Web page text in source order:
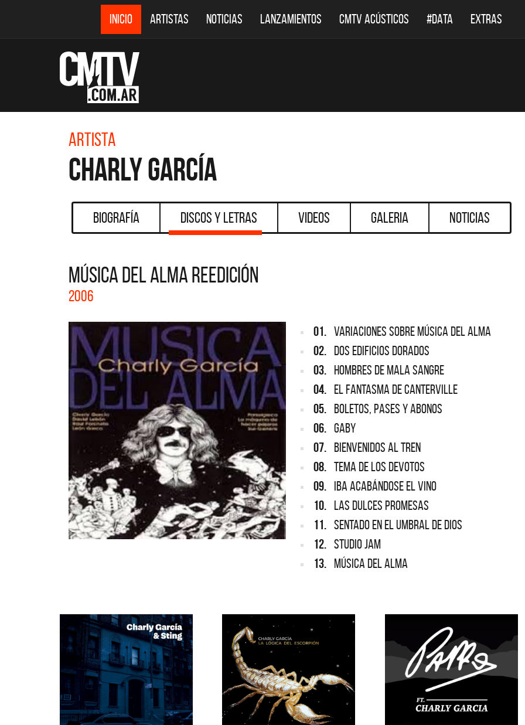
INICIO ARTISTAS NOTICIAS LANZAMIENTOS CMTV ACÚSTICOS #DATA EXTRAS
Artista
Charly García
Biografía Discos y Letras Videos Galeria Noticias
MÚSICA DEL ALMA REEDICIÓN
2006
01. VARIACIONES SOBRE MÚSICA DEL ALMA
02. DOS EDIFICIOS DORADOS
03. HOMBRES DE MALA SANGRE
04. EL FANTASMA DE CANTERVILLE
05. BOLETOS, PASES Y ABONOS
06. GABY
07. BIENVENIDOS AL TREN
08. TEMA DE LOS DEVOTOS
09. IBA ACABÁNDOSE EL VINO
10. LAS DULCES PROMESAS
11. SENTADO EN EL UMBRAL DE DIOS
12. STUDIO JAM
13. MÚSICA DEL ALMA
DESTACADOS
La colección completa de los CMTV
DESTACADOS